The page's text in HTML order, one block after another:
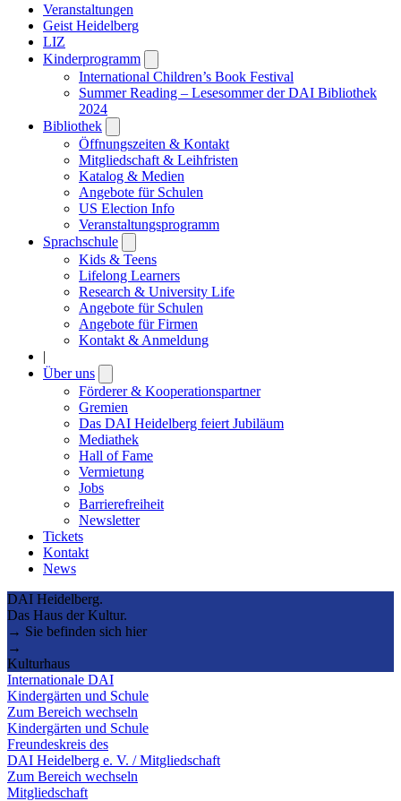
Veranstaltungen
Geist Heidelberg
LIZ
Kinderprogramm
submenu
International Children’s Book Festival
Summer Reading – Lesesommer der DAI Bibliothek
2024
Bibliothek
submenu
Öffnungszeiten & Kontakt
Mitgliedschaft & Leihfristen
Katalog & Medien
Angebote für Schulen
US Election Info
Veranstaltungsprogramm
Sprachschule
submenu
Kids & Teens
Lifelong Learners
Research & University Life
Angebote für Schulen
Angebote für Firmen
Kontakt & Anmeldung
|
Über uns
submenu
Förderer & Kooperationspartner
Gremien
Das DAI Heidelberg feiert Jubiläum
Mediathek
Hall of Fame
Vermietung
Jobs
Barrierefreiheit
Newsletter
Tickets
Kontakt
News
DAI Heidelberg.
Das Haus der Kultur.
→ Sie befinden sich hier
→
Kulturhaus
Internationale DAI
Kindergärten und Schule
Zum Bereich wechseln
Kindergärten und Schule
Freundeskreis des
DAI Heidelberg e. V. / Mitgliedschaft
Zum Bereich wechseln
Mitgliedschaft